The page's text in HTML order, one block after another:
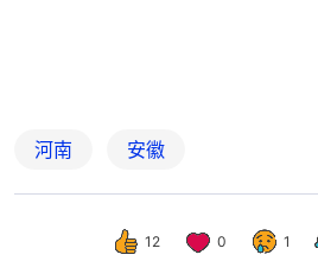
河南 安徽
12 0 1